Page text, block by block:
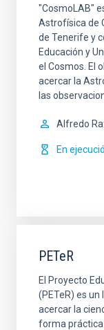
"CosmoLAB"
Astrofísica de
de Tenerife y
Educación y
el Cosmos. El
acercar la
las
Alfredo
En
PETeR
El Proyecto
(PETeR) es
acercar la
forma